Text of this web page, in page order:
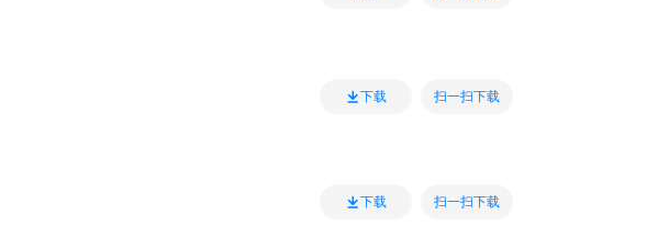
下载 扫一扫下载
下载 扫一扫下载